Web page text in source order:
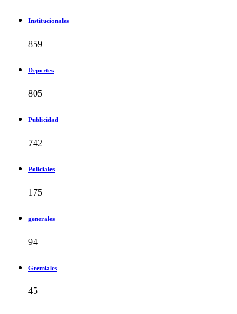
Institucionales
859
Deportes
805
Publicidad
742
Policiales
175
generales
94
Gremiales
45